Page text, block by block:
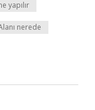
yapılır
nerede